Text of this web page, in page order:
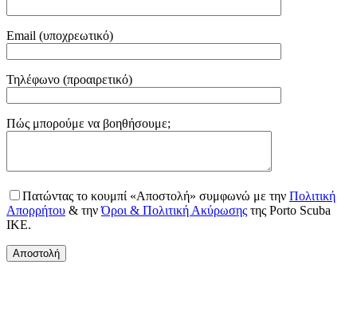
Email (υποχρεωτικό)
Τηλέφωνο (προαιρετικό)
Gender
Πώς μπορούμε να βοηθήσουμε;
Πατώντας το κουμπί «Αποστολή» συμφωνώ με την Πολιτική
Απορρήτου & τηνΌροι & Πολιτική Ακύρωσης της Porto Scuba
IKE.